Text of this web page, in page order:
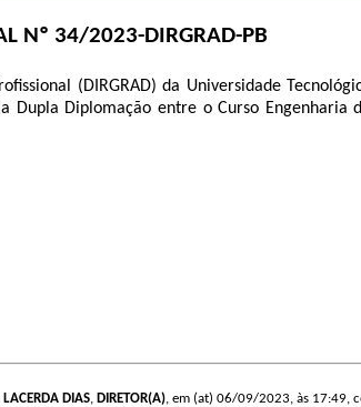
Nº 34/2023-DIRGRAD-PB
(DIRGRAD) da Universidade
Diplomação entre o Curso Engenharia
LACERDA DIAS, DIRETOR(A), em (at) 06/09/2023, às 17:49,